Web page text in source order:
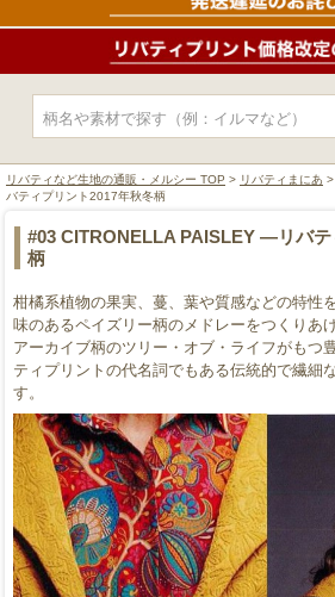
リバティなど生地の通販・メルシー TOP > リバティまにあ
バティプリント2017年秋冬柄
#03 CITRONELLA PAISLEY ―リバテ
柄
柑橘系植物の果実、蔓、葉や質感などの特性
味のあるペイズリー柄のメドレーをつくりあ
アーカイブ柄のツリー・オブ・ライフがもつ
ティプリントの代名詞でもある伝統的で繊細
す。